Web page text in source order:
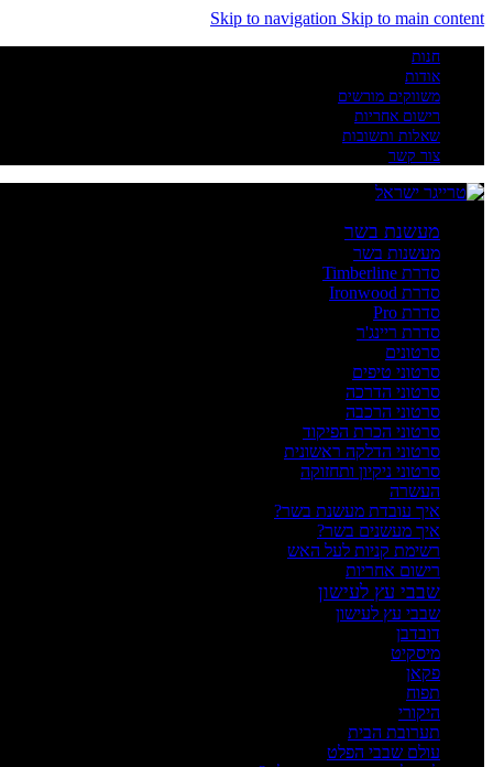
Skip to navigation Skip to main content
חנות
אודות
משווקים מורשים
רישום אחריות
שאלות ותשובות
צור קשר
מעשנת בשר
מעשנות בשר
סדרת Timberline
סדרת Ironwood
סדרת Pro
סדרת ריינג'ר
סרטונים
סרטוני טיפים
סרטוני הדרכה
סרטוני הרכבה
סרטוני הכרת הפיקוד
סרטוני הדלקה ראשונית
סרטוני ניקיון ותחזוקה
העשרה
איך עובדת מעשנת בשר?
איך מעשנים בשר?
רשימת קניות לעל האש
רישום אחריות
שבבי עץ לעישון
שבבי עץ לעישון
דובדבן
מיסקיט
פקאן
תפוח
היקורי
תערובת הבית
עולם שבבי הפלט